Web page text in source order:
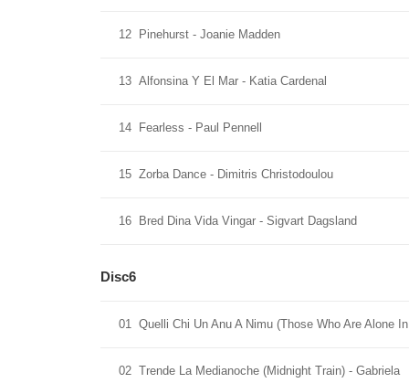
12 Pinehurst - Joanie Madden
13 Alfonsina Y El Mar - Katia Cardenal
14 Fearless - Paul Pennell
15 Zorba Dance - Dimitris Christodoulou
16 Bred Dina Vida Vingar - Sigvart Dagsland
Disc6
01 Quelli Chi Un Anu A Nimu (Those Who Are Alone
02 Trende La Medianoche (Midnight Train) - Gabriela